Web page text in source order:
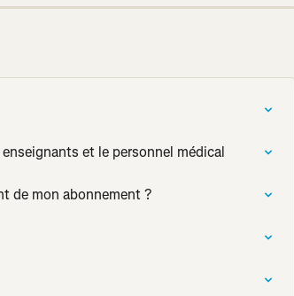
et le personnel médical
de mon abonnement ?